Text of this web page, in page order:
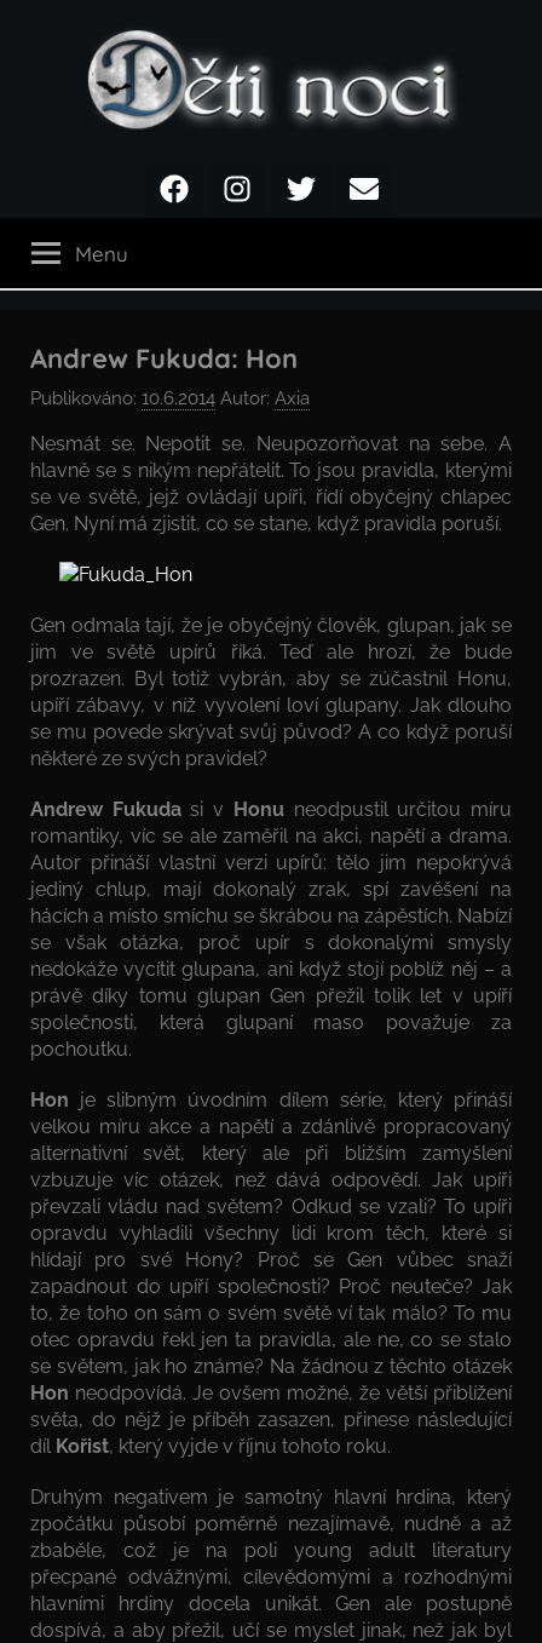
noci
FacebookInstagramTwitter Email
Menu
Andrew Fukuda: Hon
Publikováno: 10.6.2014 Autor: Axia
Nesmát se. Nepotit se. Neupozorňovat na sebe. A
hlavně se s nikým nepřátelit. To jsou pravidla, kterými
se ve světě, jejž ovládají upíři, řídí obyčejný chlapec
Gen. Nyní má zjistit, co se stane, když pravidla poruší.
Gen odmala tají, že je obyčejný člověk, glupan, jak se
jim ve světě upírů říká. Teď ale hrozí, že bude
prozrazen. Byl totiž vybrán, aby se zúčastnil Honu,
upíří zábavy, v níž vyvolení loví glupany. Jak dlouho
se mu povede skrývat svůj původ? A co když poruší
některé ze svých pravidel?
Andrew Fukudasi v Honuneodpustil určitou míru
romantiky, víc se ale zaměřil na akci, napětí a drama.
Autor přináší vlastní verzi upírů: tělo jim nepokrývá
jediný chlup, mají dokonalý zrak, spí zavěšení na
hácích a místo smíchu se škrábou na zápěstích. Nabízí
se však otázka, proč upír s dokonalými smysly
nedokáže vycítit glupana, ani když stojí poblíž něj – a
právě díky tomu glupan Gen přežil tolik let v upíří
společnosti, která glupaní maso považuje za
pochoutku.
Hon je slibným úvodním dílem série, který přináší
velkou míru akce a napětí a zdánlivě propracovaný
alternativní svět, který ale při bližším zamyšlení
vzbuzuje víc otázek, než dává odpovědí. Jak upíři
převzali vládu nad světem? Odkud se vzali? To upíři
opravdu vyhladili všechny lidi krom těch, které si
hlídají pro své Hony? Proč se Gen vůbec snaží
zapadnout do upíří společnosti? Proč neuteče? Jak
to, že toho on sám o svém světě ví tak málo? To mu
otec opravdu řekl jen ta pravidla, ale ne, co se stalo
se světem, jak ho známe? Na žádnou z těchto otázek
Hon neodpovídá. Je ovšem možné, že větší přiblížení
světa, do nějž je příběh zasazen, přinese následující
díl Kořist, který vyjde v říjnu tohoto roku.
Druhým negativem je samotný hlavní hrdina, který
zpočátku působí poměrně nezajímavě, nudně a až
zbaběle, což je na poli young adult literatury
přecpané odvážnými, cílevědomými a rozhodnými
hlavními hrdiny docela unikát. Gen ale postupně
dospívá, a aby přežil, učí se myslet jinak, než jak byl